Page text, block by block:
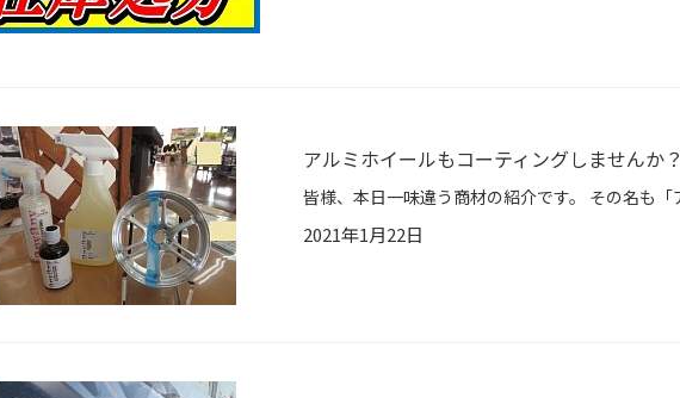
アルミホイールもコーティングしませんか？
2021年1月22日